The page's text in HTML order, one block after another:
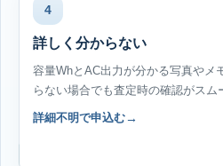
4
詳しく分からない
容量WhとAC出力が分かる写真やメ
らない場合でも査定時の確認がスム
詳細不明で申込む